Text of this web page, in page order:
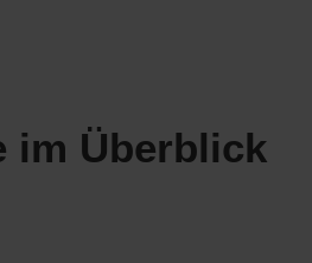
im Überblick